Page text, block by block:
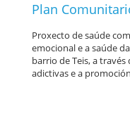
Plan
Proxecto de saúde
emocional e a saúde
barrio de Teis, a
adictivas e a